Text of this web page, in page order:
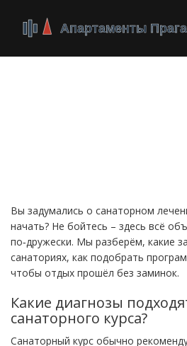
Вы задумались о санаторном
начать? Не бойтесь – здесь всё
по‑дружески. Мы разберём, какие
санаториях, как подобрать
чтобы отдых прошёл без заминок.
Какие диагнозы
санаторного курса?
Санаторный курс обычно